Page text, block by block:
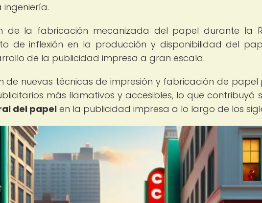
de la fabricación mecanizada del papel durante la
de inflexión en la producción y disponibilidad del
de la publicidad impresa a gran escala.
de nuevas técnicas de impresión y fabricación de
más llamativos y accesibles, lo que contribuyó
del papel en la publicidad impresa a lo largo de los